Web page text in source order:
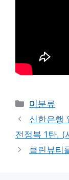
Categories
미분류
신한은행
전정복 1탄. (
클린뷰티